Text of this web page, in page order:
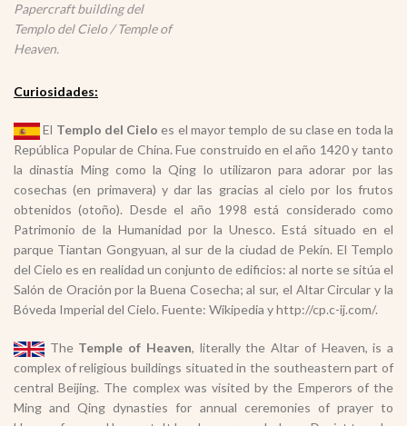
Papercraft building del
Templo del Cielo / Temple of
Heaven.
Curiosidades:
El Templo del Cielo es el mayor templo de su clase en toda la
República Popular de China. Fue construido en el año 1420 y tanto
la dinastía Ming como la Qing lo utilizaron para adorar por las
cosechas (en primavera) y dar las gracias al cielo por los frutos
obtenidos (otoño). Desde el año 1998 está considerado como
Patrimonio de la Humanidad por la Unesco. Está situado en el
parque Tiantan Gongyuan, al sur de la ciudad de Pekín. El Templo
del Cielo es en realidad un conjunto de edificios: al norte se sitúa el
Salón de Oración por la Buena Cosecha; al sur, el Altar Circular y la
Bóveda Imperial del Cielo. Fuente: Wikipedia y http://cp.c-ij.com/.
The Temple of Heaven, literally the Altar of Heaven, is a
complex of religious buildings situated in the southeastern part of
central Beijing. The complex was visited by the Emperors of the
Ming and Qing dynasties for annual ceremonies of prayer to